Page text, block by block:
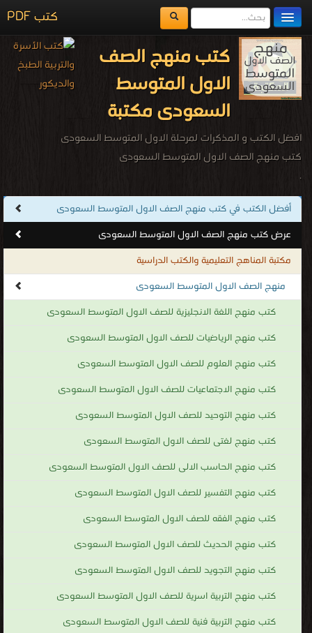
كتب PDF
مكتبة الكتب
المكتبات
يُقرأ حالياً
اضف كتاب
كتب منهج الصف
الاول المتوسط
السعودى مكتبة
افضل الكتب و المذكرات لمرحلة الاول المتوسط السعودى
كتب منهج الصف الاول المتوسط السعودى
.
أفضل الكتب في كتب منهج الصف الاول المتوسط السعودى
عرض كتب منهج الصف الاول المتوسط السعودى
مكتبة المناهج التعليمية والكتب الدراسية
منهج الصف الاول المتوسط السعودى
كتب منهج اللغة الانجليزية للصف الاول المتوسط السعودى
كتب منهج الرياضيات للصف الاول المتوسط السعودى
كتب منهج العلوم للصف الاول المتوسط السعودى
كتب منهج الاجتماعيات للصف الاول المتوسط السعودى
كتب منهج التوحيد للصف الاول المتوسط السعودى
كتب منهج لغتى للصف الاول المتوسط السعودى
كتب منهج الحاسب الالى للصف الاول المتوسط السعودى
كتب منهج التفسير للصف الاول المتوسط السعودى
كتب منهج الفقه للصف الاول المتوسط السعودى
كتب منهج الحديث للصف الاول المتوسط السعودى
كتب منهج التجويد للصف الاول المتوسط السعودى
كتب منهج التربية اسرية للصف الاول المتوسط السعودى
كتب منهج التربية فنية للصف الاول المتوسط السعودى